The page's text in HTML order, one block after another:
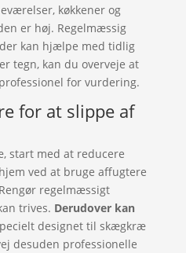
køkkener og
er høj. Regelmæssig
kan hjælpe med tidlig
tegn, kan du overveje at
for vurdering.
for at slippe af
start med at reducere
ved at bruge affugtere
regelmæssigt
trives. Derudover kan
designet til skægkræ
desuden professionelle